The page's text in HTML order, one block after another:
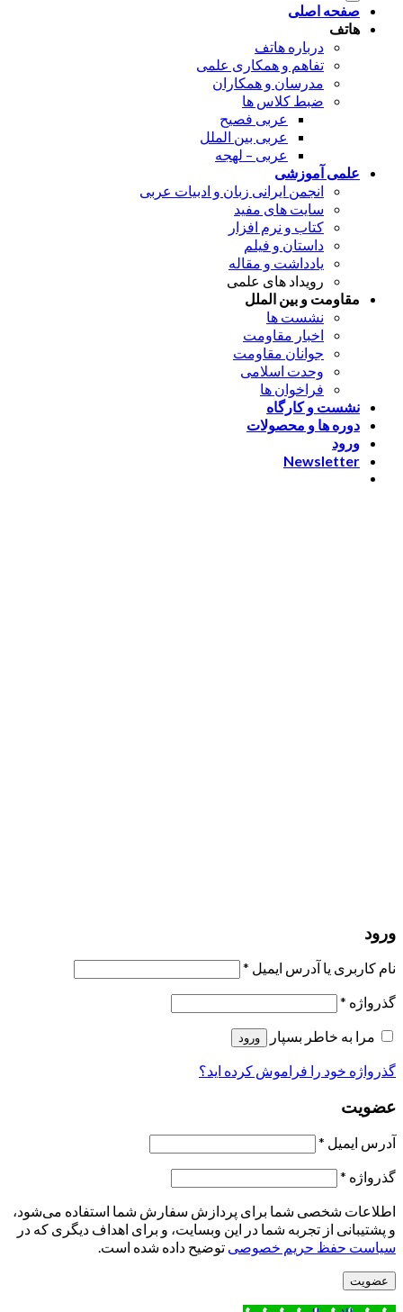
صفحه اصلی
هاتف
درباره هاتف
تفاهم و همکاری علمی
مدرسان و همکاران
ضبط کلاس ها
عربی فصیح
عربی بین الملل
عربی – لهجه
علمی آموزشی
انجمن ایرانی زبان و ادبیات عربی
سایت های مفید
کتاب و نرم افزار
داستان و فیلم
یادداشت و مقاله
رویداد های علمی
مقاومت و بین الملل
نشست ها
اخبار مقاومت
جوانان مقاومت
وحدت اسلامی
فراخوان ها
نشست و کارگاه
دوره ها و محصولات
ورود
Newsletter
ورود
نام کاربری یا آدرس ایمیل *
گذرواژه *
مرا به خاطر بسپار
ورود
گذرواژه خود را فراموش کرده اید؟
عضویت
آدرس ایمیل *
گذرواژه *
اطلاعات شخصی شما برای پردازش سفارش شما استفاده می‌شود،
و پشتیبانی از تجربه شما در این وبسایت، و برای اهداف دیگری که در
سیاست حفظ حریم خصوصی توضیح داده شده است.
عضویت